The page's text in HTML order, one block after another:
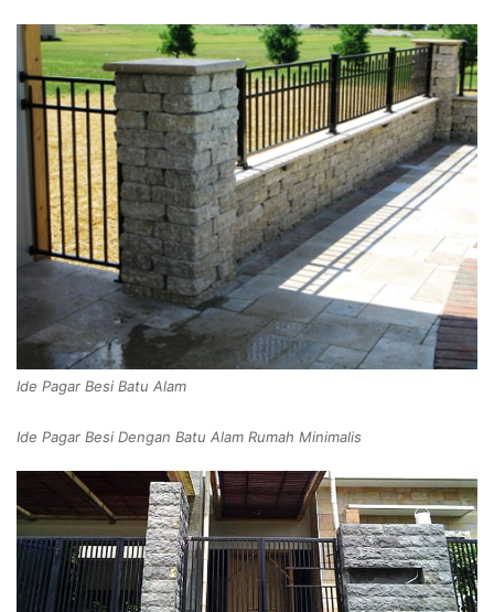
Ide Pagar Besi Batu Alam
Ide Pagar Besi Dengan Batu Alam Rumah Minimalis